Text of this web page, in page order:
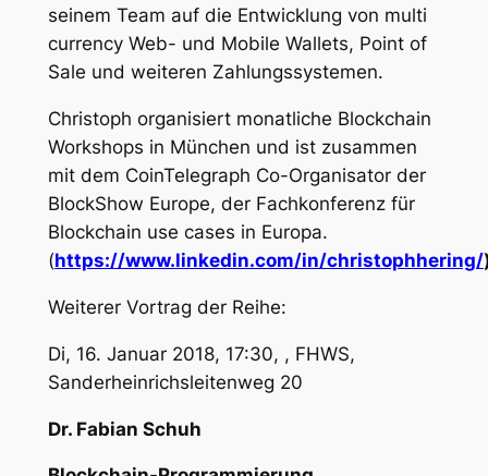
seinem Team auf die Entwicklung von multi
currency Web- und Mobile Wallets, Point of
Sale und weiteren Zahlungssystemen.
Christoph organisiert monatliche Blockchain
Workshops in München und ist zusammen
mit dem CoinTelegraph Co-Organisator der
BlockShow Europe, der Fachkonferenz für
Blockchain use cases in Europa.
(https://www.linkedin.com/in/christophhering/
Weiterer Vortrag der Reihe:
Di, 16. Januar 2018, 17:30, , FHWS,
Sanderheinrichsleitenweg 20
Dr. Fabian Schuh